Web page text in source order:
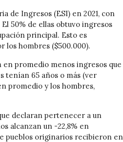
de Ingresos (ESI) en 2021, con
El 50% de ellas obtuvo ingresos
principal. Esto es
los hombres ($500.000).
en promedio menos ingresos que
tenían 65 años o más (ver
promedio y los hombres,
declaran pertenecer a un
alcanzan un -22,8% en
pueblos originarios recibieron en